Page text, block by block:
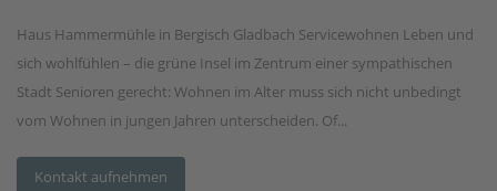
Haus Hammermühle in Bergisch Gladbach Servicewohnen Leben und
sich wohlfühlen – die grüne Insel im Zentrum einer sympathischen
Stadt Senioren gerecht: Wohnen im Alter muss sich nicht unbedingt
vom Wohnen in jungen Jahren unterscheiden. Of...
Kontakt aufnehmen